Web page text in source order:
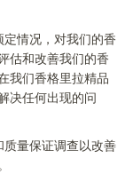
定情况，对我们的香
估和改善我们的香
我们香格里拉精品
决任何出现的问
量保证调查以改善